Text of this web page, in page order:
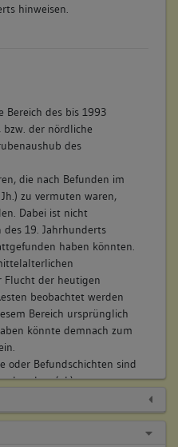
hinweisen.
Bereich des bis 1993
der nördliche
des
die nach Befunden im
zu vermuten waren,
Dabei ist nicht
des 19. Jahrhunderts
haben könnten.
Flucht der heutigen
beobachtet werden
Bereich ursprünglich
könnte demnach zum
oder Befundschichten sind
(gk)
nur Planierungen, bzw.
beobachtet werden.